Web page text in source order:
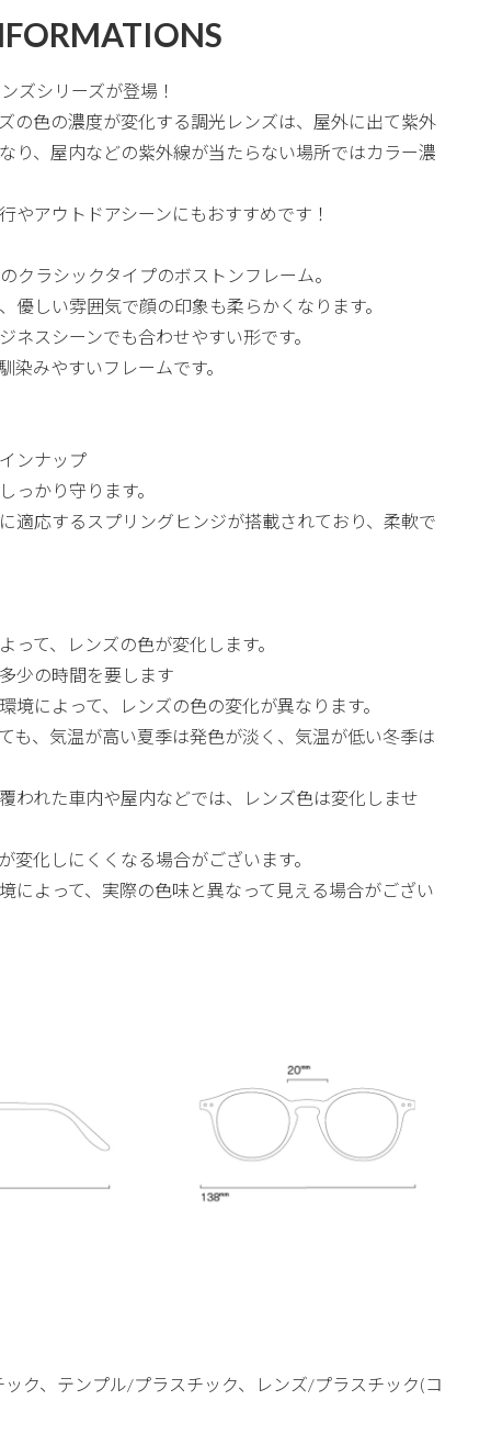
ズシリーズが登場！
の色の濃度が変化する調光レンズは、屋外に出て紫外
り、屋内などの紫外線が当たらない場所ではカラー濃
やアウトドアシーンにもおすすめです！
クラシックタイプのボストンフレーム。
優しい雰囲気で顔の印象も柔らかくなります。
ネスシーンでも合わせやすい形です。
染みやすいフレームです。
ンナップ
っかり守ります。
適応するスプリングヒンジが搭載されており、柔軟で
って、レンズの色が変化します。
少の時間を要します
境によって、レンズの色の変化が異なります。
も、気温が高い夏季は発色が淡く、気温が低い冬季は
われた車内や屋内などでは、レンズ色は変化しませ
変化しにくくなる場合がございます。
によって、実際の色味と異なって見える場合がござい
ク、テンプル/プラスチック、レンズ/プラスチック(コ